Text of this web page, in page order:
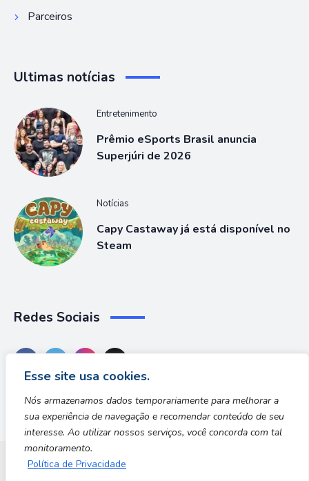
Esse site usa cookies.
Nós armazenamos dados temporariamente para melhorar a
sua experiência de navegação e recomendar conteúdo de seu
interesse. Ao utilizar nossos serviços, você concorda com tal
monitoramento.
Política de Privacidade
Parceiros
Ultimas notícias
Entretenimento
Prêmio eSports Brasil anuncia
Superjúri de 2026
Notícias
Capy Castaway já está disponível no
Steam
Redes Sociais